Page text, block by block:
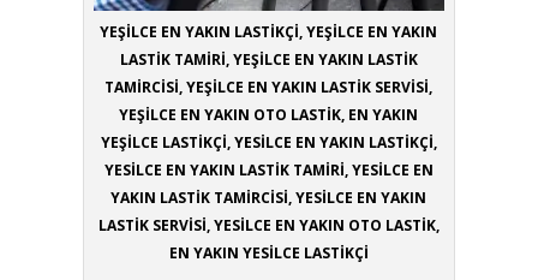
YEŞİLCE EN YAKIN LASTİKÇİ, YEŞİLCE EN YAKIN
LASTİK TAMİRİ, YEŞİLCE EN YAKIN LASTİK
TAMİRCİSİ, YEŞİLCE EN YAKIN LASTİK SERVİSİ,
YEŞİLCE EN YAKIN OTO LASTİK, EN YAKIN
YEŞİLCE LASTİKÇİ, YESİLCE EN YAKIN LASTİKÇİ,
YESİLCE EN YAKIN LASTİK TAMİRİ, YESİLCE EN
YAKIN LASTİK TAMİRCİSİ, YESİLCE EN YAKIN
LASTİK SERVİSİ, YESİLCE EN YAKIN OTO LASTİK,
EN YAKIN YESİLCE LASTİKÇİ